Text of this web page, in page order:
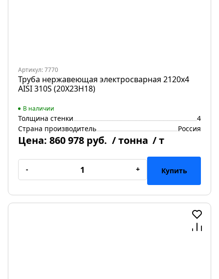
Артикул: 7770
Труба нержавеющая электросварная 2120х4
AISI 310S (20Х23Н18)
В наличии
Толщина стенки
4
Страна производитель
Россия
Цена: 860 978 руб. / тонна / т
- + Купить